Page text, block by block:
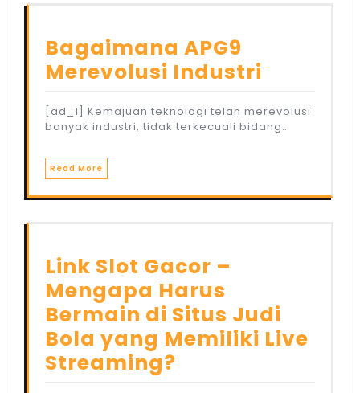
Bagaimana APG9
Merevolusi Industri
[ad_1] Kemajuan teknologi telah merevolusi
banyak industri, tidak terkecuali bidang…
Read More
Link Slot Gacor –
Mengapa Harus
Bermain di Situs Judi
Bola yang Memiliki Live
Streaming?